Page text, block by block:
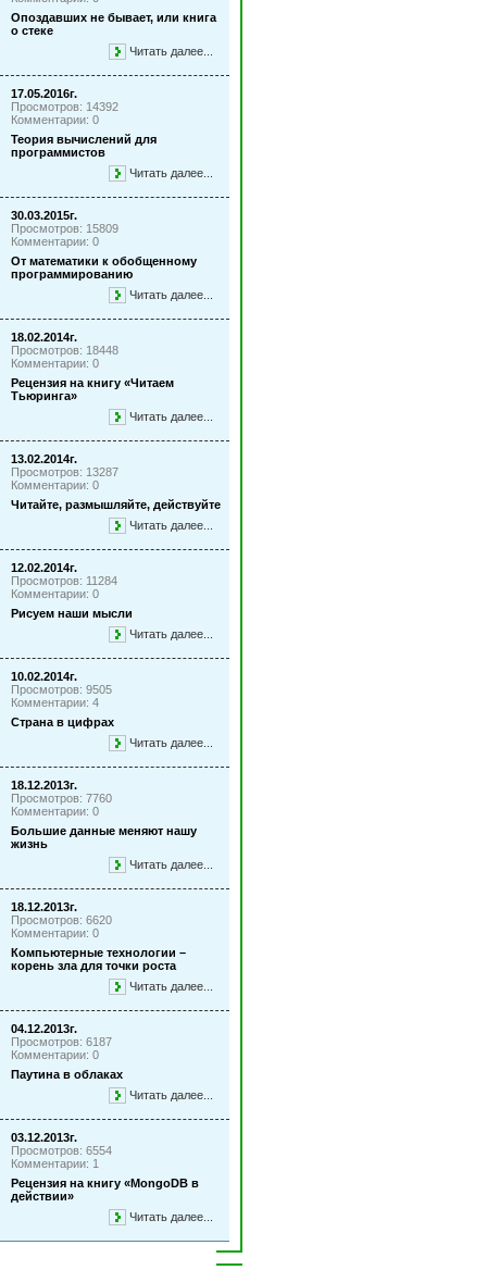
Опоздавших не бывает, или книга
о стеке
Читать далее...
17.05.2016г.
Просмотров: 14392
Комментарии: 0
Теория вычислений для
программистов
Читать далее...
30.03.2015г.
Просмотров: 15809
Комментарии: 0
От математики к обобщенному
программированию
Читать далее...
18.02.2014г.
Просмотров: 18448
Комментарии: 0
Рецензия на книгу «Читаем
Тьюринга»
Читать далее...
13.02.2014г.
Просмотров: 13287
Комментарии: 0
Читайте, размышляйте, действуйте
Читать далее...
12.02.2014г.
Просмотров: 11284
Комментарии: 0
Рисуем наши мысли
Читать далее...
10.02.2014г.
Просмотров: 9505
Комментарии: 4
Страна в цифрах
Читать далее...
18.12.2013г.
Просмотров: 7760
Комментарии: 0
Большие данные меняют нашу
жизнь
Читать далее...
18.12.2013г.
Просмотров: 6620
Комментарии: 0
Компьютерные технологии –
корень зла для точки роста
Читать далее...
04.12.2013г.
Просмотров: 6187
Комментарии: 0
Паутина в облаках
Читать далее...
03.12.2013г.
Просмотров: 6554
Комментарии: 1
Рецензия на книгу «MongoDB в
действии»
Читать далее...